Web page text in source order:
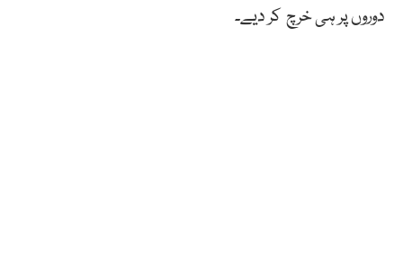
دوروں پر ہی خرچ کر دیے۔